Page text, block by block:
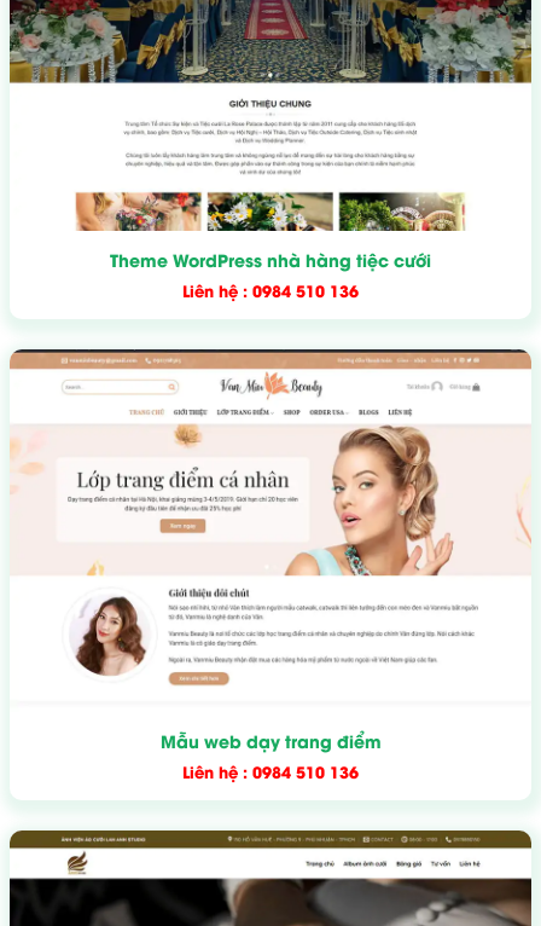
Theme WordPress nhà hàng tiệc cưới
Liên hệ : 0984 510 136
Mẫu web dạy trang điểm
Liên hệ : 0984 510 136